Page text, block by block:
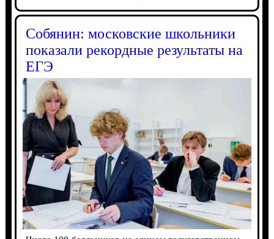
Собянин: московские школьники
показали рекордные результаты на
ЕГЭ